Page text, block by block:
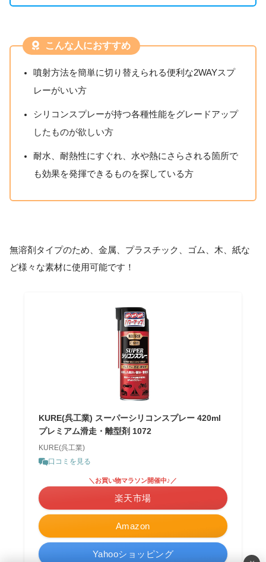
こんな人におすすめ
噴射方法を簡単に切り替えられる便利な2WAYスプ
レーがいい方
シリコンスプレーが持つ各種性能をグレードアップ
したものが欲しい方
耐水、耐熱性にすぐれ、水や熱にさらされる箇所で
も効果を発揮できるものを探している方
無溶剤タイプのため、金属、プラスチック、ゴム、木、紙な
ど様々な素材に使用可能です！
KURE(呉工業) スーパーシリコンスプレー 420ml
プレミアム滑走・離型剤 1072
KURE(呉工業)
口コミを見る
Amazon
＼お買い物マラソン開催中♪／
楽天市場
Yahooショッピング